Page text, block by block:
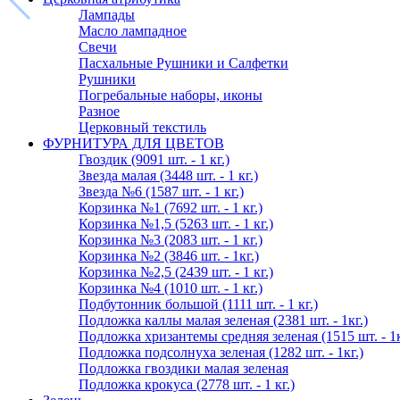
Лампады
Масло лампадное
Свечи
Пасхальные Рушники и Салфетки
Рушники
Погребальные наборы, иконы
Разное
Церковный текстиль
ФУРНИТУРА ДЛЯ ЦВЕТОВ
Гвоздик (9091 шт. - 1 кг.)
Звезда малая (3448 шт. - 1 кг.)
Звезда №6 (1587 шт. - 1 кг.)
Корзинка №1 (7692 шт. - 1 кг.)
Корзинка №1,5 (5263 шт. - 1 кг.)
Корзинка №3 (2083 шт. - 1 кг.)
Корзинка №2 (3846 шт. - 1кг.)
Корзинка №2,5 (2439 шт. - 1 кг.)
Корзинка №4 (1010 шт. - 1 кг.)
Подбутонник большой (1111 шт. - 1 кг.)
Подложка каллы малая зеленая (2381 шт. - 1кг.)
Подложка хризантемы средняя зеленая (1515 шт. -
Подложка подсолнуха зеленая (1282 шт. - 1кг.)
Подложка гвоздики малая зеленая
Подложка крокуса (2778 шт. - 1 кг.)